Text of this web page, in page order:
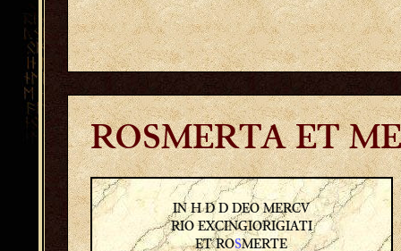
ROSMERTA ET
IN H D D DEO MERCV
RIO EXCINGIORIGIATI
ET ROSMERTE